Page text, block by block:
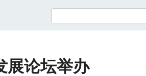
展论坛举办